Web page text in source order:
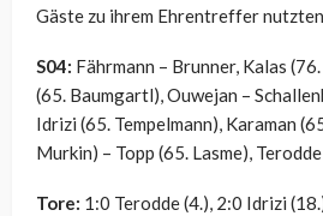
Gäste zu ihrem Ehrentreffer
S04: Fährmann – Brunner, Kalas
(65. Baumgartl), Ouwejan –
Idrizi (65. Tempelmann), Karaman
Murkin) – Topp (65. Lasme),
Tore: 1:0 Terodde (4.), 2:0 Idrizi